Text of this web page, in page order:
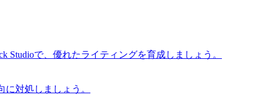
で、優れたライティングを育成しましょう。
対処しましょう。